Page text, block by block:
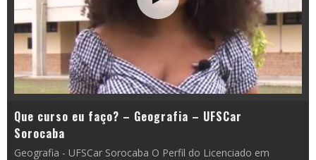
Que curso eu faço? – Geografia – UFSCar
Sorocaba
Geografia - UFSCar Sorocaba O Perfil do Licenciado em